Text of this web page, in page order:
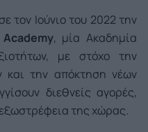
τον Ιούνιο του 2022 την
, μία Ακαδημία
με στόχο την
και την απόκτηση νέων
διεθνείς αγορές,
της χώρας.